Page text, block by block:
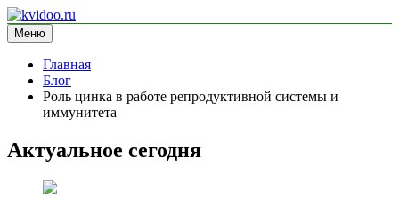
Перейти
к
содержимому
kvidoo.ru
блог про здоровье
Меню
Главная
Блог
Роль цинка в работе репродуктивной системы и
иммунитета
Актуальное сегодня